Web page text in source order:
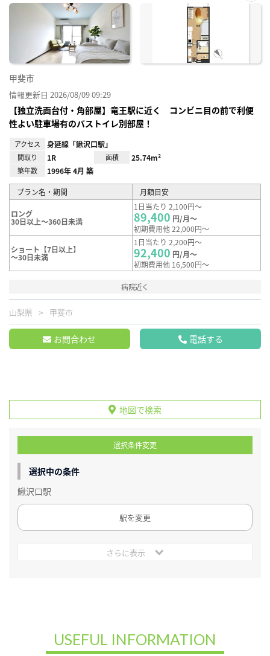
お気
甲斐市
情報更新日 2026/08/09 09:29
【独立洗面台付・角部屋】竜王駅に近く コンビニ目の前で利便
性よい駐車場有のバストイレ別部屋！
アクセス 身延線「鰍沢口駅」
間取り 1R 面積 25.74m²
築年数 1996年 4月 築
プラン名・期間 月額目安
ロング
30日以上～360日未満
1日当たり 2,100円～
89,400 円/月～
初期費用他 22,000円～
ショート【7日以上】
～30日未満
1日当たり 2,200円～
92,400 円/月～
初期費用他 16,500円～
病院近く
山梨県 甲斐市
お問合わせ 電話する
地図で検索
選択条件変更
選択中の条件
鰍沢口駅
駅を変更
さらに表示
USEFUL INFORMATION